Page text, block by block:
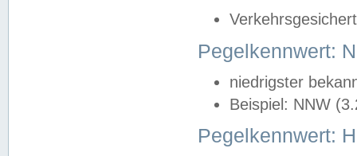
Pegelkennwert:
niedrigster
Beispiel: NNW
Pegelkennwert: